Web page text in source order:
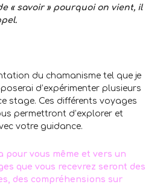
« savoir » pourquoi on vient, il
du chamanisme tel que je
d’expérimenter plusieurs
stage. Ces différents voyages
permettront d’explorer et
votre guidance.
pour vous même et vers un
que vous recevrez seront des
des compréhensions sur